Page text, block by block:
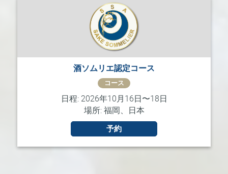
酒ソムリエ認定コース
コース
日程: 2026年10月16日〜18日
場所: 福岡、日本
予約